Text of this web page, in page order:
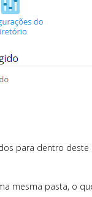
para dentro
mesma pasta, o